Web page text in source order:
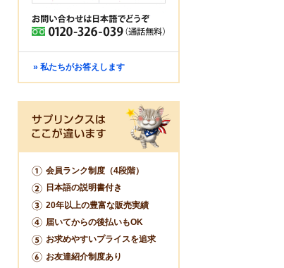
» 私たちがお答えします
会員ランク制度（4段階）
日本語の説明書付き
20年以上の豊富な販売実績
届いてからの後払いもOK
お求めやすいプライスを追求
お友達紹介制度あり